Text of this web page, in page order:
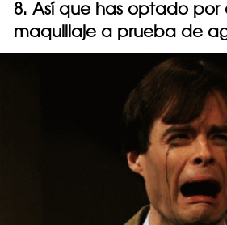
8. Así que has optado por
maquillaje a prueba de